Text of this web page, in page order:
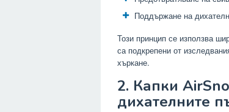
Поддържане на
Този принцип се използва
са подкрепени от
хъркане.
2. Капки
дихателните